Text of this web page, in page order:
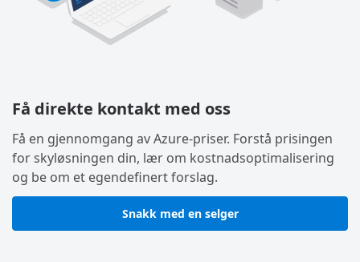
Få direkte kontakt med oss
Få en gjennomgang av Azure-priser. Forstå prisingen
for skyløsningen din, lær om kostnadsoptimalisering
og be om et egendefinert forslag.
Snakk med en selger